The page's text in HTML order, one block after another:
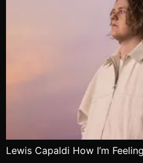
Lewis Capaldi How I’m